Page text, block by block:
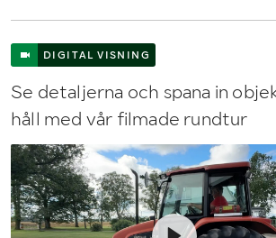
DIGITAL VISNING
Se detaljerna och spana in
håll med vår filmade rundtur